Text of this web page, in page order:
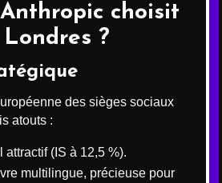
choisit
?
des sièges sociaux
atouts :
attractif (IS à 12,5 %).
multilingue, précieuse pour